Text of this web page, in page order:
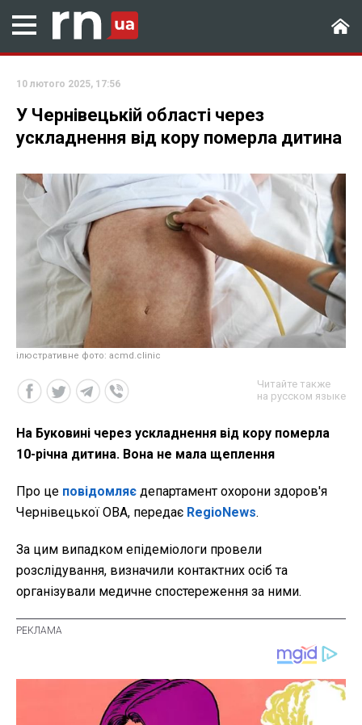
10 лютого 2025, 17:56
У Чернівецькій області через
ускладнення від кору померла дитина
ілюстративне фото: acmd.clinic
Читайте также
на русском языке
На Буковині через ускладнення від кору померла
10-річна дитина. Вона не мала щеплення
Про це повідомляє департамент охорони здоров'я
Чернівецької ОВА, передає RegioNews.
За цим випадком епідеміологи провели
розслідування, визначили контактних осіб та
організували медичне спостереження за ними.